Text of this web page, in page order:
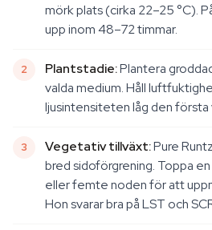
mörk plats (cirka 22–25 °C).
upp inom 48–72 timmar.
Plantstadie:Plantera
valda medium. Håll
ljusintensiteten låg den första
Vegetativ tillväxt:Pure
bred sidoförgrening. Toppa
eller femte noden för att
Hon svarar bra på LST och